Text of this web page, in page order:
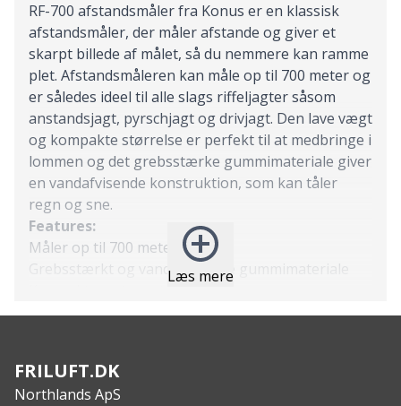
Læs mere
RF-700 afstandsmåler fra Konus er en klassisk
afstandsmåler, der måler afstande og giver et
skarpt billede af målet, så du nemmere kan ramme
plet. Afstandsmåleren kan måle op til 700 meter og
er således ideel til alle slags riffeljagter såsom
anstandsjagt, pyrschjagt og drivjagt. Den lave vægt
og kompakte størrelse er perfekt til at medbringe i
lommen og det grebsstærke gummimateriale giver
en vandafvisende konstruktion, som kan tåler
regn og sne.
Features:
Måler op til 700 meter
Grebsstærkt og vandafvisende gummimateriale
Inklusiv lille bæltetaske til opbevaring
Afstand: 700 m
FRILUFT.DK
Northlands ApS